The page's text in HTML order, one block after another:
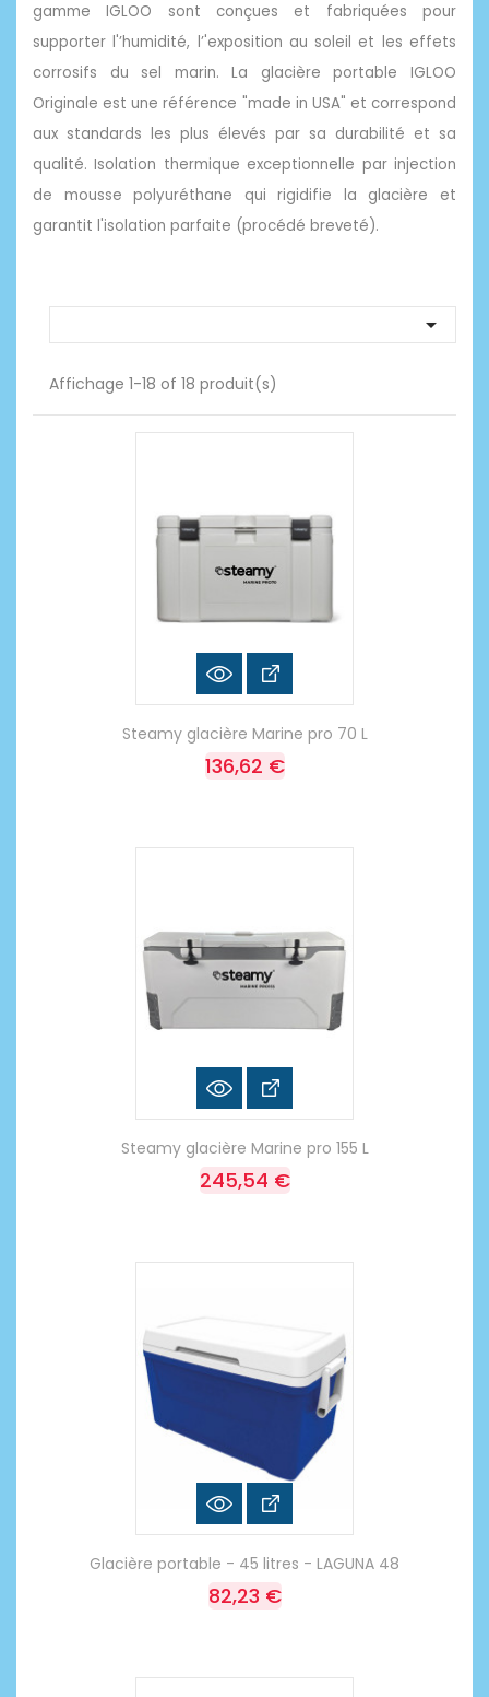
gamme IGLOO sont conçues et fabriquées pour
supporter l'’humidité, l’'exposition au soleil et les effets
corrosifs du sel marin. La glacière portable IGLOO
Originale est une référence "made in USA" et correspond
aux standards les plus élevés par sa durabilité et sa
qualité. Isolation thermique exceptionnelle par injection
de mousse polyuréthane qui rigidifie la glacière et
garantit l'isolation parfaite (procédé breveté).

Affichage 1-18 of 18 produit(s)
Steamy glacière Marine pro 70 L
136,62 €
Steamy glacière Marine pro 155 L
245,54 €
Glacière portable - 45 litres - LAGUNA 48
82,23 €